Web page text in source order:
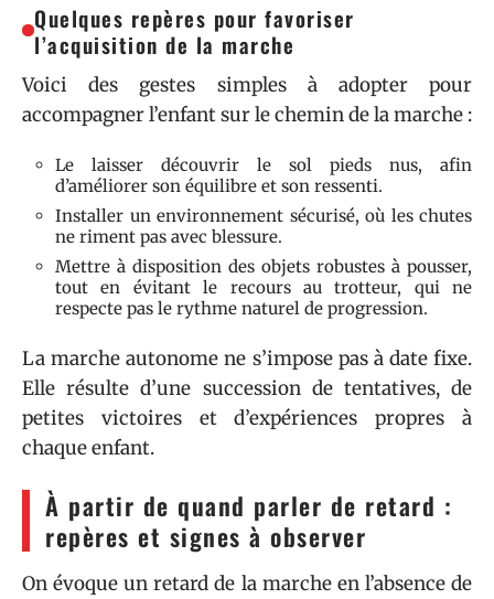
Quelques repères pour favoriser
l’acquisition de la marche
Voici des gestes simples à adopter pour
accompagner l’enfant sur le chemin de la marche :
Le laisser découvrir le sol pieds nus, afin
d’améliorer son équilibre et son ressenti.
Installer un environnement sécurisé, où les chutes
ne riment pas avec blessure.
Mettre à disposition des objets robustes à pousser,
tout en évitant le recours au trotteur, qui ne
respecte pas le rythme naturel de progression.
La marche autonome ne s’impose pas à date fixe.
Elle résulte d’une succession de tentatives, de
petites victoires et d’expériences propres à
chaque enfant.
À partir de quand parler de retard :
repères et signes à observer
On évoque un retard de la marche en l’absence de